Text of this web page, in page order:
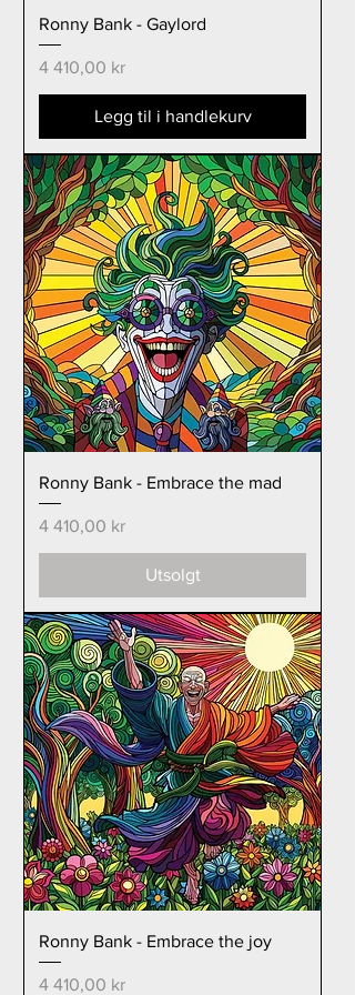
Ronny Bank - Gaylord
Pris
4 410,00 kr
Legg til i handlekurv
Ronny Bank - Embrace the mad
Pris
4 410,00 kr
Utsolgt
Ronny Bank - Embrace the joy
Pris
4 410,00 kr